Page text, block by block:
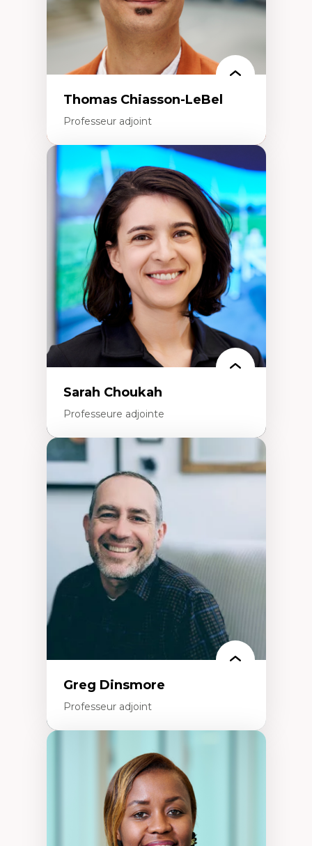
Thomas Chiasson-LeBel
Professeur adjoint
Expertises
Théories du développement
Économie politique comparée
Élites économiques
Sociologie économique
Extractivisme
Classes sociales
Mouvements sociaux
Théories de l’État
Sarah Choukah
Professeure adjointe
Expertises
Démocratisation des nouvelles
technologies et biotechnologies
Données ouvertes
Bioart, programmation et électronique
créatives
Histoire sociale et culturelle des
technologies numériques
Résistances et droits numériques
Internet des objets
Métavers
Problématiques relatives à l’intelligence
artificielle, l’apprentissage machine et les
Féminismes et nouvelles technologies
Greg Dinsmore
Professeur adjoint
Fragmentation des auditoires médiatiques
Analyse multi-plateforme des auditoires
médiatiques
Analyse des comportements numériques à
travers les données massives et l’IA
Recherche quantitative et qualitative sur
les auditoires médiatiques